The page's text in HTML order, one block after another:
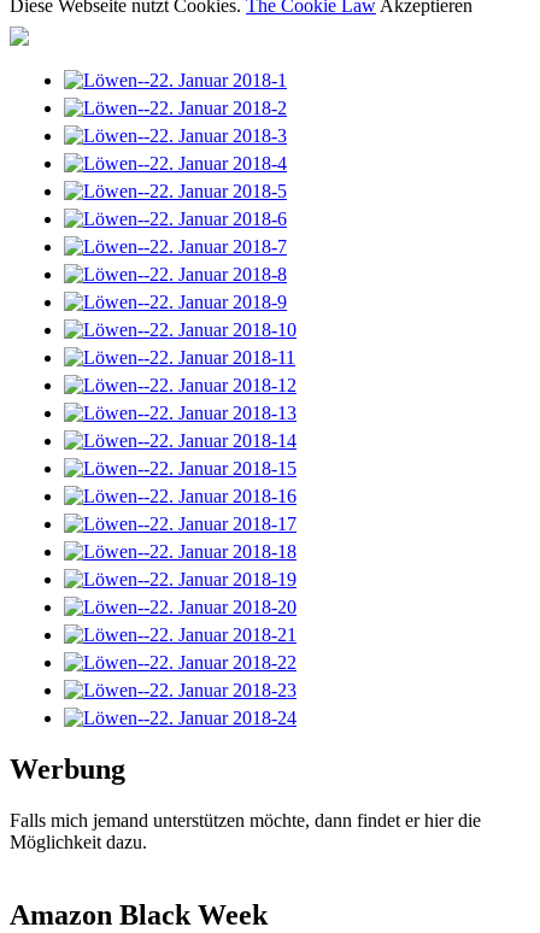
Diese Webseite nutzt Cookies. The Cookie LawAkzeptieren
Werbung
Falls mich jemand unterstützen möchte, dann findet er hier die
Möglichkeit dazu.
Amazon Black Week